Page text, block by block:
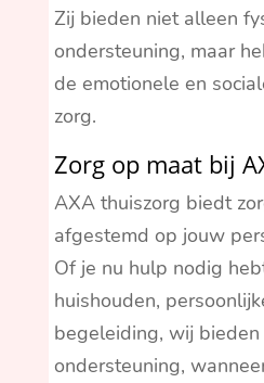
Zij bieden niet alleen
ondersteuning, maar
de emotionele en
zorg.
Zorg op maat bij
AXA thuiszorg biedt
afgestemd op jouw
Of je nu hulp nodig
huishouden,
begeleiding, wij
ondersteuning,